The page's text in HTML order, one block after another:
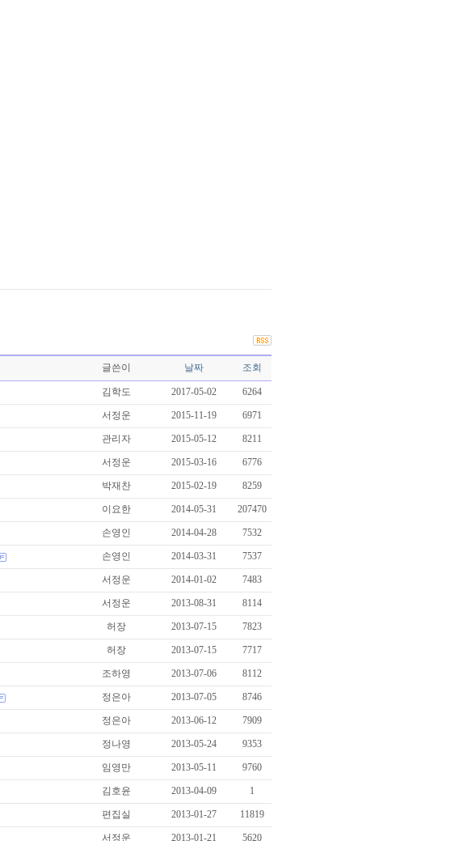
글쓴이 날짜 조회
김학도 2017-05-02 6264
서정운 2015-11-19 6971
관리자 2015-05-12 8211
서정운 2015-03-16 6776
박재찬 2015-02-19 8259
이요한 2014-05-31 207470
손영인 2014-04-28 7532
손영인 2014-03-31 7537
서정운 2014-01-02 7483
서정운 2013-08-31 8114
허장 2013-07-15 7823
허장 2013-07-15 7717
조하영 2013-07-06 8112
정은아 2013-07-05 8746
정은아 2013-06-12 7909
정나영 2013-05-24 9353
임영만 2013-05-11 9760
김호윤 2013-04-09 1
편집실 2013-01-27 11819
서정운 2013-01-21 5620